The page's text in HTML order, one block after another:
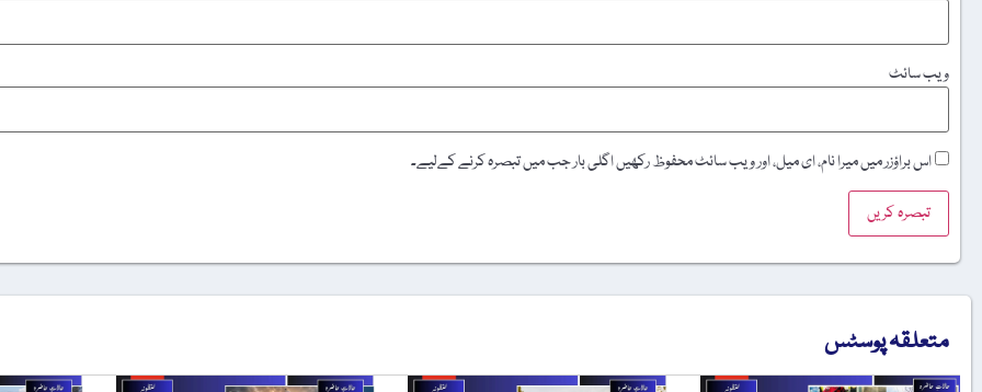
ویب‌ سائٹ
اس براؤزر میں میرا نام، ای میل، اور ویب سائٹ محفوظ رکھیں اگلی بار جب میں تبصرہ کرنے کےلیے۔
متعلقہ پوسٹس